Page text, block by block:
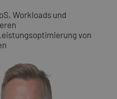
Workloads und
von